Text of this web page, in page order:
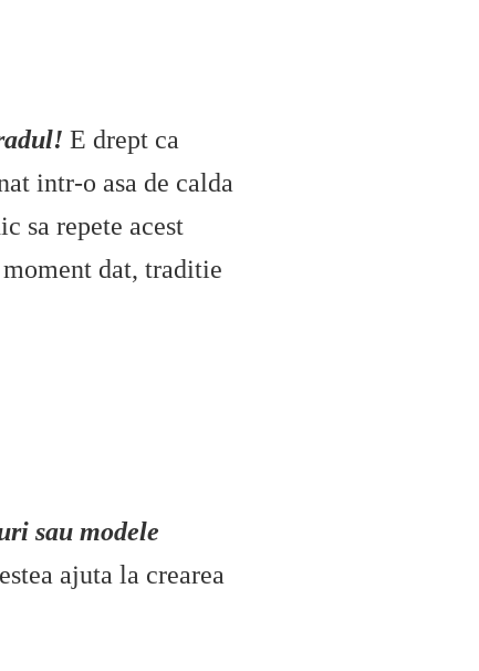
E drept ca
intr-o asa de calda
sa repete acest
dat, traditie
sau modele
ajuta la crearea